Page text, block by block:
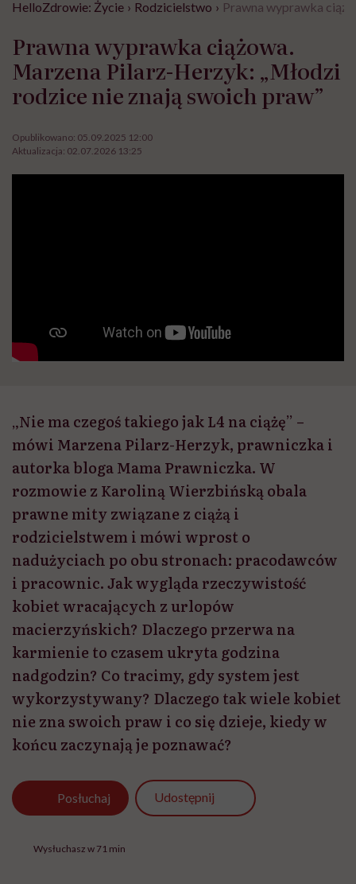
HelloZdrowie: Życie › Rodzicielstwo › Prawna wyprawka
Prawna wyprawka ciążowa.
Marzena Pilarz-Herzyk: „Młodzi
rodzice nie znają swoich praw”
Opublikowano: 05.09.2025 12:00
Aktualizacja: 02.07.2026 13:25
„Nie ma czegoś takiego jak L4 na ciążę” –
mówi Marzena Pilarz-Herzyk, prawniczka i
autorka bloga Mama Prawniczka. W
rozmowie z Karoliną Wierzbińską obala
prawne mity związane z ciążą i
rodzicielstwem i mówi wprost o
nadużyciach po obu stronach: pracodawców
i pracownic. Jak wygląda rzeczywistość
kobiet wracających z urlopów
macierzyńskich? Dlaczego przerwa na
karmienie to czasem ukryta godzina
nadgodzin? Co tracimy, gdy system jest
wykorzystywany? Dlaczego tak wiele kobiet
nie zna swoich praw i co się dzieje, kiedy w
końcu zaczynają je poznawać?
Posłuchaj Udostępnij
Wysłuchasz w 71 min